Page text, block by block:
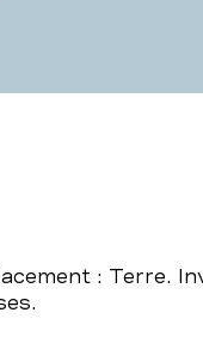
: Terre.